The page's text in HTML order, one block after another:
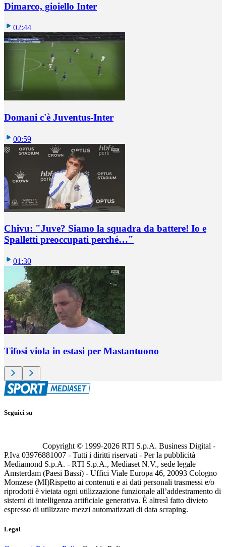
Dimarco, gioiello Inter
02:44
Domani c'è Juventus-Inter
00:59
Chivu: "Juve? Siamo la squadra da battere! Io e
Spalletti preoccupati perché…"
01:30
Tifosi viola in estasi per Mastantuono
Seguici su
Copyright © 1999-2026 RTI S.p.A. Business Digital -
P.Iva 03976881007 - Tutti i diritti riservati - Per la pubblicità
Mediamond S.p.A. - RTI S.p.A., Mediaset N.V., sede legale
Amsterdam (Paesi Bassi) - Uffici Viale Europa 46, 20093 Cologno
Monzese (MI)Rispetto ai contenuti e ai dati personali trasmessi e/o
riprodotti è vietata ogni utilizzazione funzionale all’addestramento di
sistemi di intelligenza artificiale generativa. È altresì fatto divieto
espresso di utilizzare mezzi automatizzati di data scraping.
Legal